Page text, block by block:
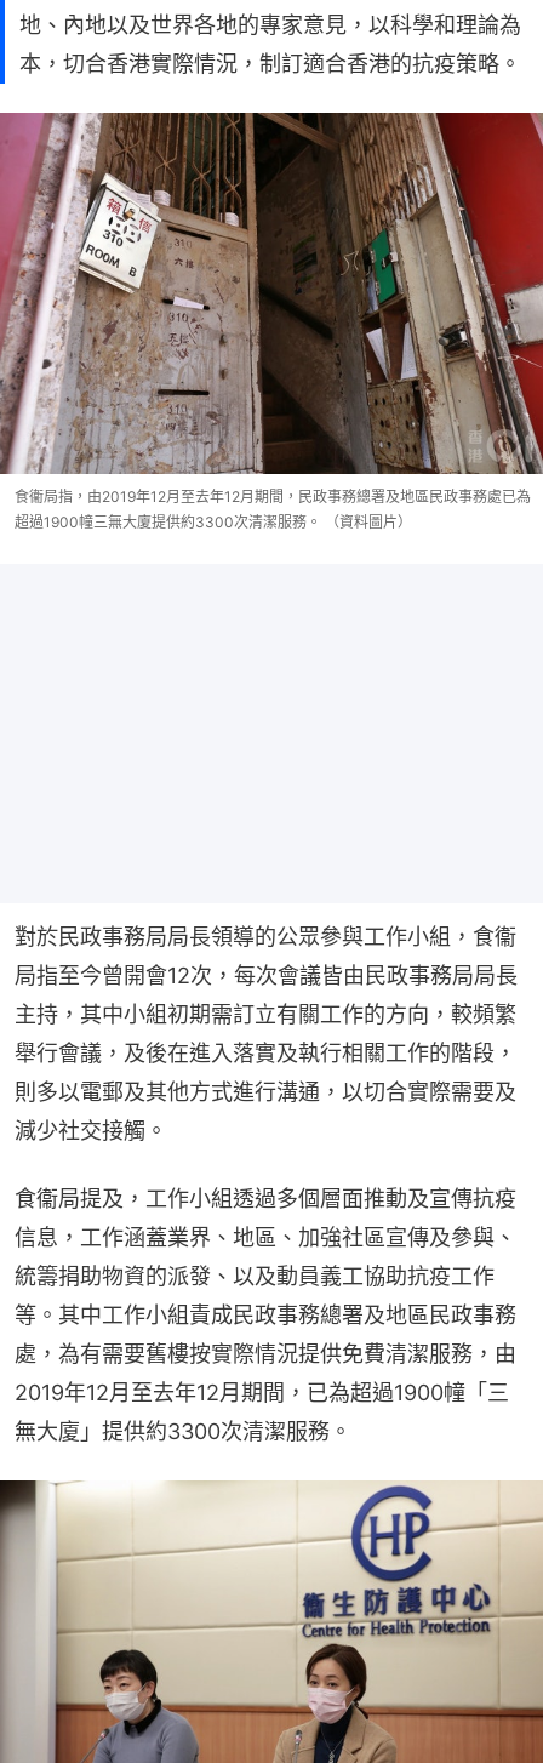
地、內地以及世界各地的專家意見，以科學和理論為
本，切合香港實際情況，制訂適合香港的抗疫策略。
食衞局指，由2019年12月至去年12月期間，民政事務總署及地區民政事務處已為
超過1900幢三無大廈提供約3300次清潔服務。 （資料圖片）
對於民政事務局局長領導的公眾參與工作小組，食衞
局指至今曾開會12次，每次會議皆由民政事務局局長
主持，其中小組初期需訂立有關工作的方向，較頻繁
舉行會議，及後在進入落實及執行相關工作的階段，
則多以電郵及其他方式進行溝通，以切合實際需要及
減少社交接觸。
食衞局提及，工作小組透過多個層面推動及宣傳抗疫
信息，工作涵蓋業界、地區、加強社區宣傳及參與、
統籌捐助物資的派發、以及動員義工協助抗疫工作
等。其中工作小組責成民政事務總署及地區民政事務
處，為有需要舊樓按實際情況提供免費清潔服務，由
2019年12月至去年12月期間，已為超過1900幢「三
無大廈」提供約3300次清潔服務。